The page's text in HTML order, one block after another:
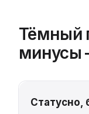
Тёмный
минусы
Статусно,